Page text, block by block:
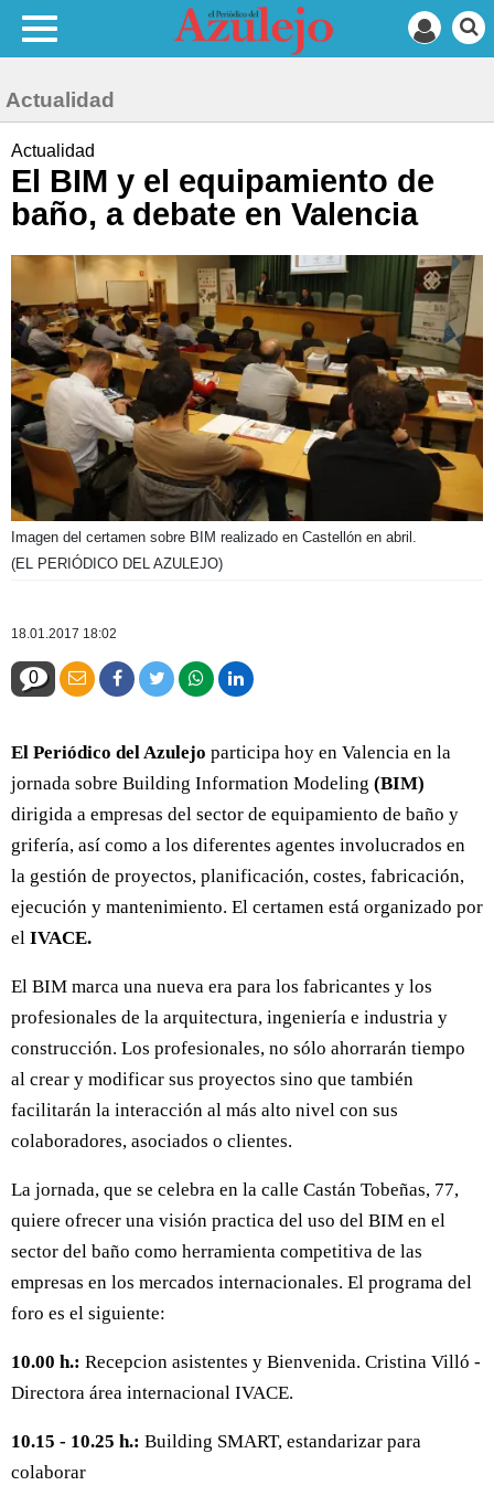
Actualidad
Actualidad
El BIM y el equipamiento de
baño, a debate en Valencia
Imagen del certamen sobre BIM realizado en Castellón en abril.
(EL PERIÓDICO DEL AZULEJO)
18.01.2017 18:02
0
El Periódico del Azulejo participa hoy en Valencia en la
jornada sobre Building Information Modeling (BIM)
dirigida a empresas del sector de equipamiento de baño y
grifería, así como a los diferentes agentes involucrados en
la gestión de proyectos, planificación, costes, fabricación,
ejecución y mantenimiento. El certamen está organizado por
el IVACE.
El BIM marca una nueva era para los fabricantes y los
profesionales de la arquitectura, ingeniería e industria y
construcción. Los profesionales, no sólo ahorrarán tiempo
al crear y modificar sus proyectos sino que también
facilitarán la interacción al más alto nivel con sus
colaboradores, asociados o clientes.
La jornada, que se celebra en la calle Castán Tobeñas, 77,
quiere ofrecer una visión practica del uso del BIM en el
sector del baño como herramienta competitiva de las
empresas en los mercados internacionales. El programa del
foro es el siguiente:
10.00 h.: Recepcion asistentes y Bienvenida. Cristina Villó -
Directora área internacional IVACE.
10.15 - 10.25 h.: Building SMART, estandarizar para
colaborar